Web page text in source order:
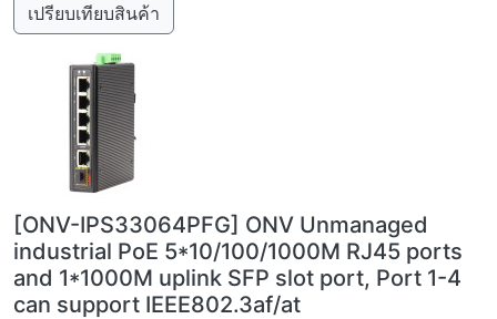
เปรียบเทียบสินค้า
[ONV-IPS33064PFG] ONV Unmanaged
industrial PoE 5*10/100/1000M RJ45 ports
and 1*1000M uplink SFP slot port, Port 1-4
can support IEEE802.3af/at